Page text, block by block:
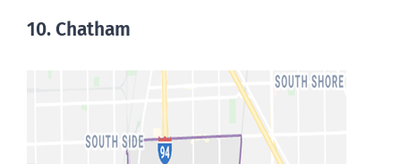
10. Chatham